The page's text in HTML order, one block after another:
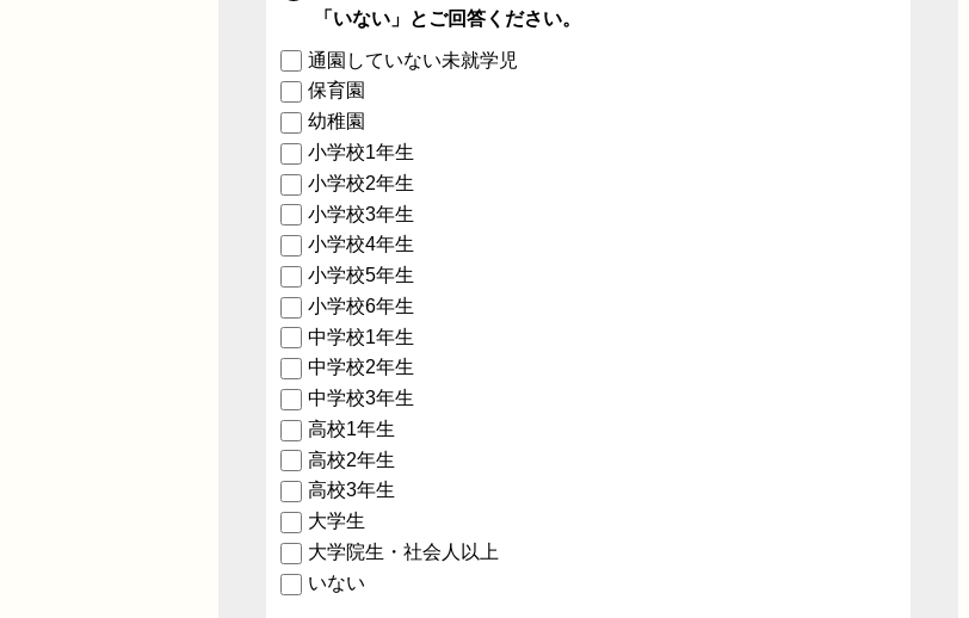
「いない」とご回答ください。
通園していない未就学児
保育園
幼稚園
小学校1年生
小学校2年生
小学校3年生
小学校4年生
小学校5年生
小学校6年生
中学校1年生
中学校2年生
中学校3年生
高校1年生
高校2年生
高校3年生
大学生
大学院生・社会人以上
いない